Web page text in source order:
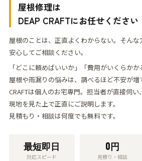
屋根修理は
DEAP CRAFTにお任せください
屋根のことは、正直よくわからない。そんな
安心してご相談ください。
「どこに頼めばいいか」「費用がいくらか
屋根や雨漏りの悩みは、調べるほど不安が増
CRAFTは個人のお宅専門。担当者が直接伺い、
現地を見た上で正直にご説明します。
見積もり・相談は何度でも無料です。
最短即日
対応スピード
0円
見積り・相談